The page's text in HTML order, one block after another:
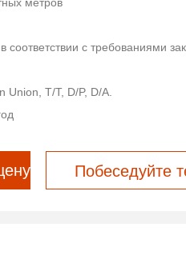
метров
соответствии с требованиями
Union, T/T, D/P, D/A.
Побеседуйте